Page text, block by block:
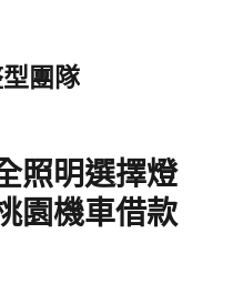
團隊
照明選擇燈
園機車借款